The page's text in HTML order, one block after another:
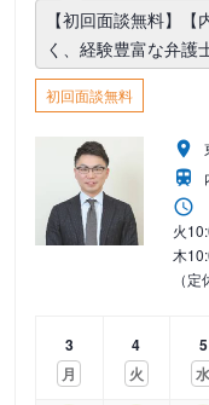
【初回面談無料】
く、経験豊富な弁護
初回面談無料
火
木
（
3
月
4
火
5
水